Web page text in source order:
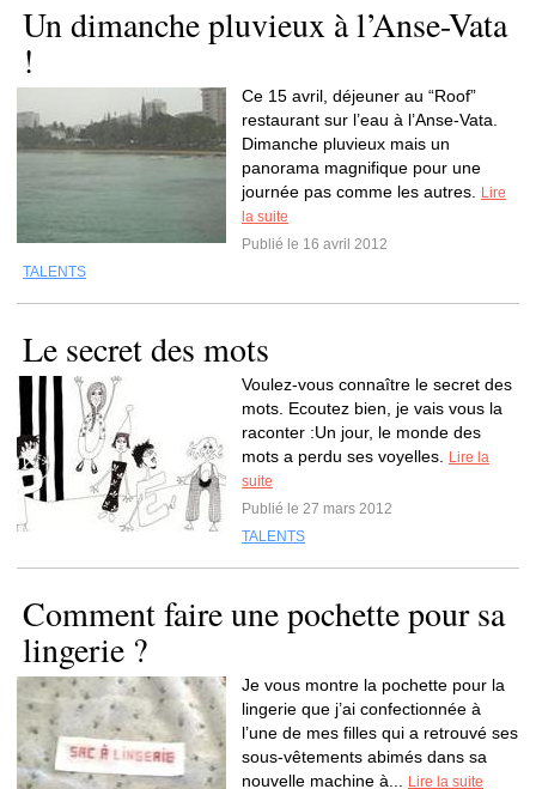
Un dimanche pluvieux à l’Anse-Vata
!
Ce 15 avril, déjeuner au “Roof”
restaurant sur l’eau à l’Anse-Vata.
Dimanche pluvieux mais un
panorama magnifique pour une
journée pas comme les autres.
Lire
la suite
Publié le 16 avril 2012
TALENTS
Le secret des mots
Voulez-vous connaître le secret des
mots. Ecoutez bien, je vais vous la
raconter :Un jour, le monde des
mots a perdu ses voyelles.
Lire la
suite
Publié le 27 mars 2012
TALENTS
Comment faire une pochette pour sa
lingerie ?
Je vous montre la pochette pour la
lingerie que j’ai confectionnée à
l’une de mes filles qui a retrouvé ses
sous-vêtements abimés dans sa
nouvelle machine à...
Lire la suite